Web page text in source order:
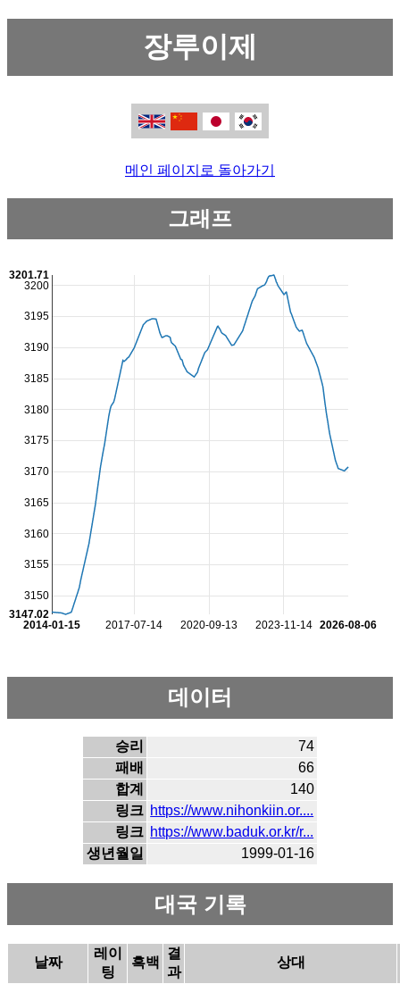
장루이제
메인 페이지로 돌아가기
그래프
2017-07-14 2020-09-13 2023-11-14
2014-01-15 2026-08-06
3150
3155
3160
3165
3170
3175
3180
3185
3190
3195
3200
3147.02
3201.71
데이터
승리
74
패배
66
합계
140
링크 https://www.nihonkiin.or....
링크 https://www.baduk.or.kr/r...
생년월일
1999-01-16
대국 기록
날짜
레이
팅
흑백
결
과
상대